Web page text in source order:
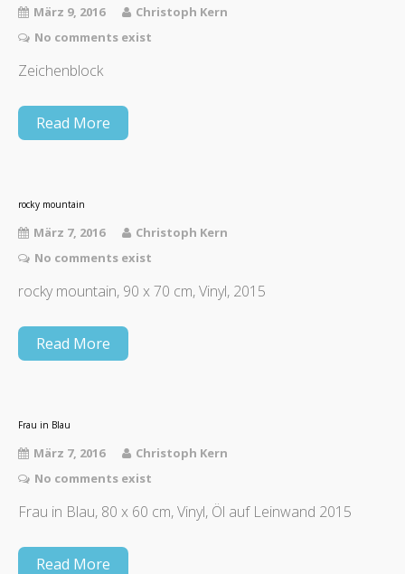
März 9, 2016
Christoph Kern
No comments exist
Zeichenblock
Read More
rocky mountain
März 7, 2016
Christoph Kern
No comments exist
rocky mountain, 90 x 70 cm, Vinyl, 2015
Read More
Frau in Blau
März 7, 2016
Christoph Kern
No comments exist
Frau in Blau, 80 x 60 cm, Vinyl, Öl auf Leinwand 2015
Read More